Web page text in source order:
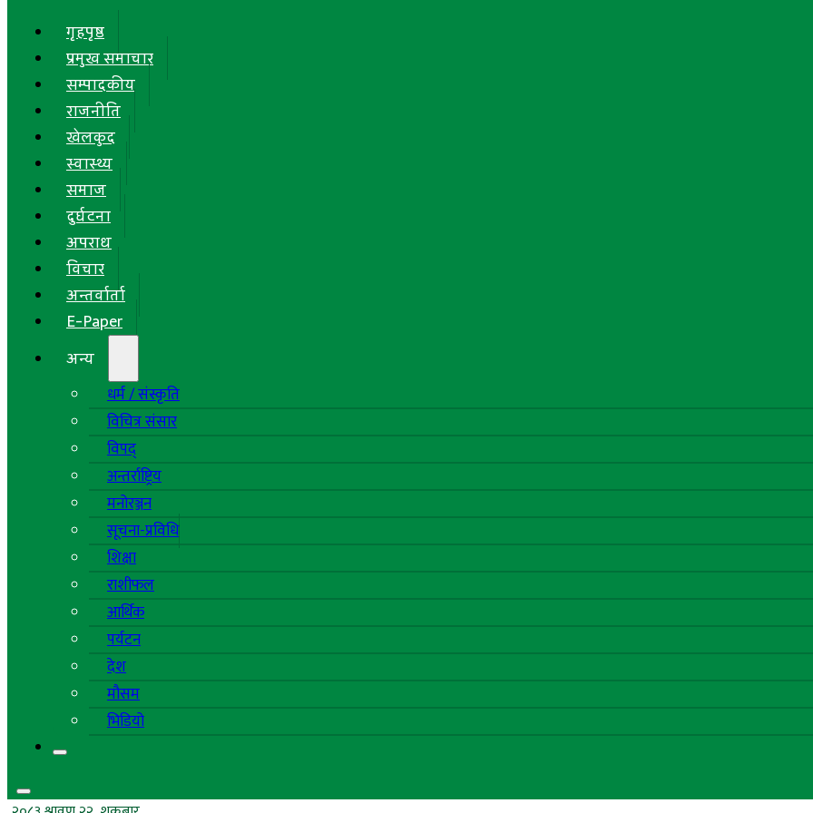
गृहपृष्ठ
प्रमुख समाचार
सम्पादकीय
राजनीति
खेलकुद
स्वास्थ्य
समाज
दुर्घटना
अपराध
विचार
अन्तर्वार्ता
E-Paper
अन्य
धर्म / संस्कृति
विचित्र संसार
विपद्
अन्तर्राष्ट्रिय
मनोरञ्जन
सूचना-प्रविधि
शिक्षा
राशीफल
आर्थिक
पर्यटन
देश
मौसम
भिडियो